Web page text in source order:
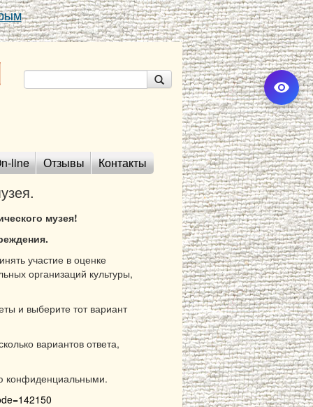
line Отзывы Контакты
музея!
участие в оценке
организаций культуры,
и выберите тот вариант
вариантов ответа,
конфиденциальными.